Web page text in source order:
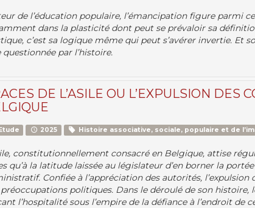
de l’éducation populaire, l’émancipation figure parmi
dans la plasticité dont peut se prévaloir sa
c’est sa logique même qui peut s’avérer invertie. Et
questionnée par l’histoire.
DE L’ASILE OU L’EXPULSION DES
2025 Histoire associative, sociale, populaire et de
constitutionnellement consacré en Belgique, attise
qu’à la latitude laissée au législateur d’en borner la
Confiée à l’appréciation des autorités,
préoccupations politiques. Dans le déroulé de son histoire,
l’hospitalité sous l’empire de la défiance à l’endroit de